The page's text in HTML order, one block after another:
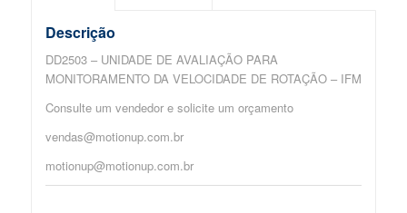
Descrição
DD2503 – UNIDADE DE AVALIAÇÃO PARA
MONITORAMENTO DA VELOCIDADE DE ROTAÇÃO – IFM
Consulte um vendedor e solicite um orçamento
vendas@motionup.com.br
motionup@motionup.com.br